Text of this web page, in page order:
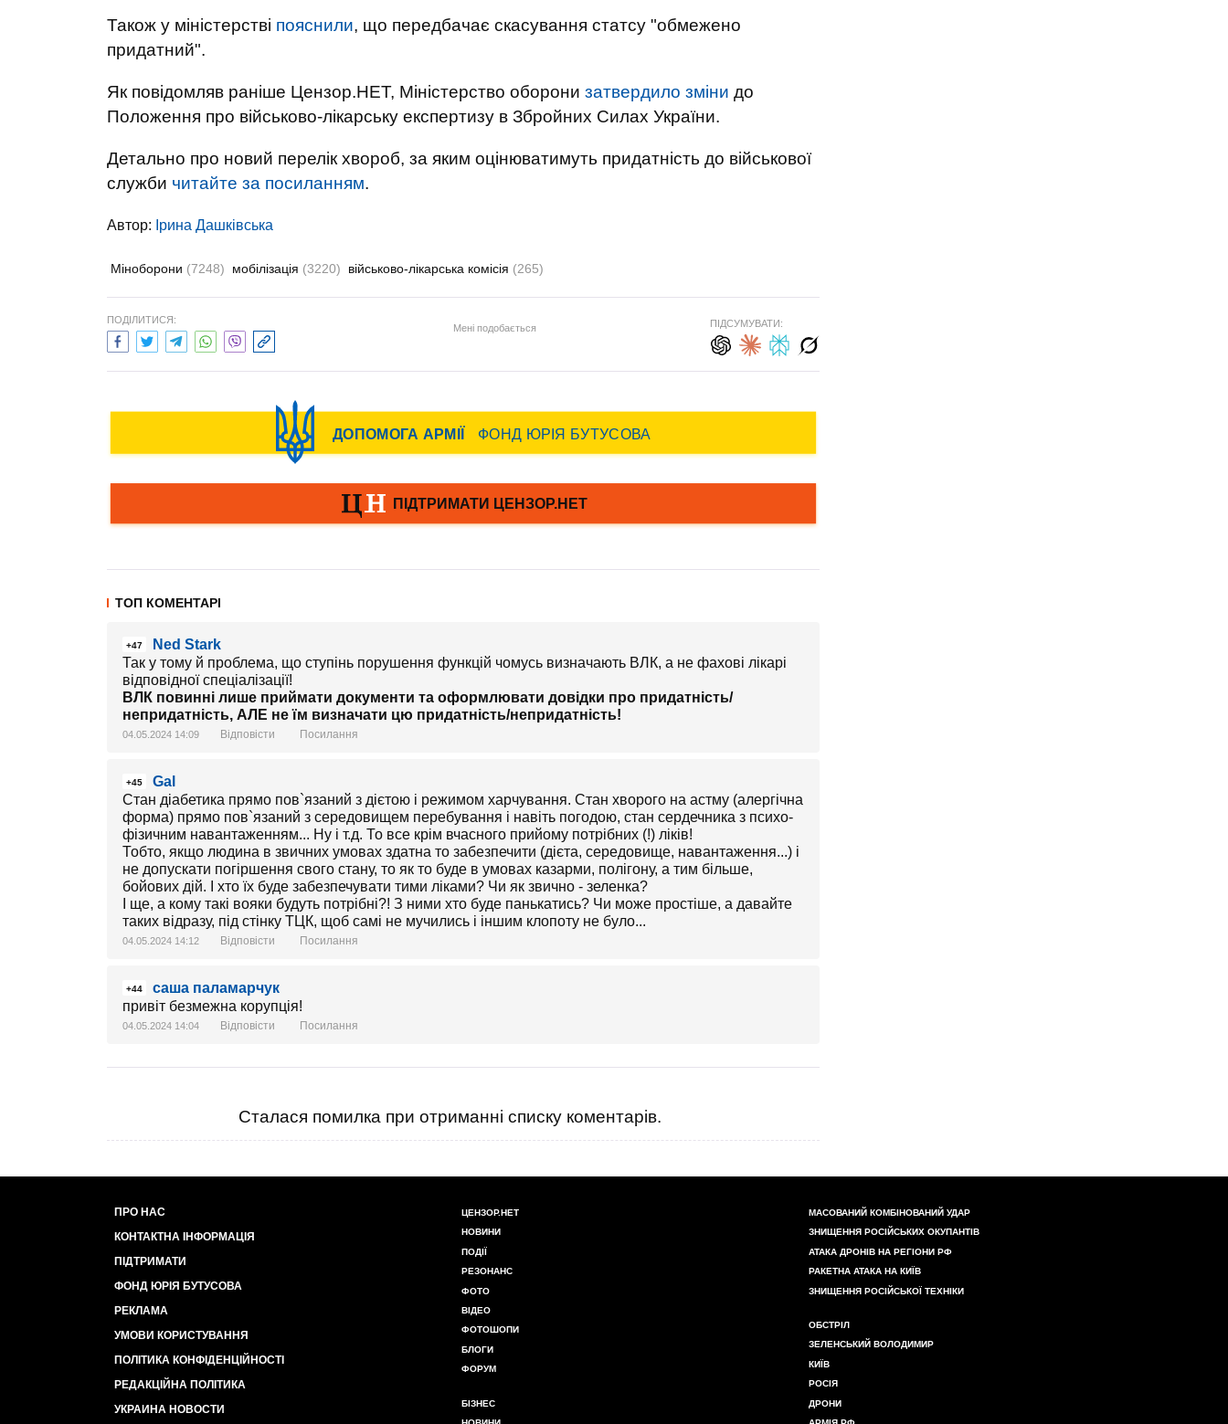
Також у міністерстві пояснили, що передбачає скасування статсу "обмежено
придатний".
Як повідомляв раніше Цензор.НЕТ, Міністерство оборони затвердило зміни до
Положення про військово-лікарську експертизу в Збройних Силах України.
Детально про новий перелік хвороб, за яким оцінюватимуть придатність до військової
служби читайте за посиланням.
Автор: Ірина Дашківська
Міноборони (7248) мобілізація (3220) військово-лікарська комісія (265)
ПОДІЛИТИСЯ:
Мені подобається ПІДСУМУВАТИ:
ТОП КОМЕНТАРІ
+47
Ned Stark
Так у тому й проблема, що ступінь порушення функцій чомусь визначають ВЛК, а не фахові лікарі
відповідної спеціалізації!
ВЛК повинні лише приймати документи та оформлювати довідки про придатність/
непридатність, АЛЕ не їм визначати цю придатність/непридатність!
04.05.2024 14:09 Відповісти Посилання
+45
Gal
Стан діабетика прямо пов`язаний з дієтою і режимом харчування. Стан хворого на астму (алергічна
форма) прямо пов`язаний з середовищем перебування і навіть погодою, стан сердечника з психо-
фізичним навантаженням... Ну і т.д. То все крім вчасного прийому потрібних (!) ліків!
Тобто, якщо людина в звичних умовах здатна то забезпечити (дієта, середовище, навантаження...) і
не допускати погіршення свого стану, то як то буде в умовах казарми, полігону, а тим більше,
бойових дій. І хто їх буде забезпечувати тими ліками? Чи як звично - зеленка?
І ще, а кому такі вояки будуть потрібні?! З ними хто буде панькатись? Чи може простіше, а давайте
таких відразу, під стінку ТЦК, щоб самі не мучились і іншим клопоту не було...
04.05.2024 14:12 Відповісти Посилання
+44
саша паламарчук
привіт безмежна корупція!
04.05.2024 14:04 Відповісти Посилання
Сталася помилка при отриманні списку коментарів.
ПРО НАС
КОНТАКТНА ІНФОРМАЦІЯ
ПІДТРИМАТИ
ФОНД ЮРІЯ БУТУСОВА
РЕКЛАМА
УМОВИ КОРИСТУВАННЯ
ПОЛІТИКА КОНФІДЕНЦІЙНОСТІ
РЕДАКЦІЙНА ПОЛІТИКА
УКРАИНА НОВОСТИ
ЦЕНЗОР.НЕТ
НОВИНИ
ПОДІЇ
РЕЗОНАНС
ФОТО
ВІДЕО
ФОТОШОПИ
БЛОГИ
ФОРУМ
БІЗНЕС
МАСОВАНИЙ КОМБІНОВАНИЙ УДАР
ЗНИЩЕННЯ РОСІЙСЬКИХ ОКУПАНТІВ
АТАКА ДРОНІВ НА РЕГІОНИ РФ
РАКЕТНА АТАКА НА КИЇВ
ЗНИЩЕННЯ РОСІЙСЬКОЇ ТЕХНІКИ
ОБСТРІЛ
ЗЕЛЕНСЬКИЙ ВОЛОДИМИР
КИЇВ
РОСІЯ
ДРОНИ